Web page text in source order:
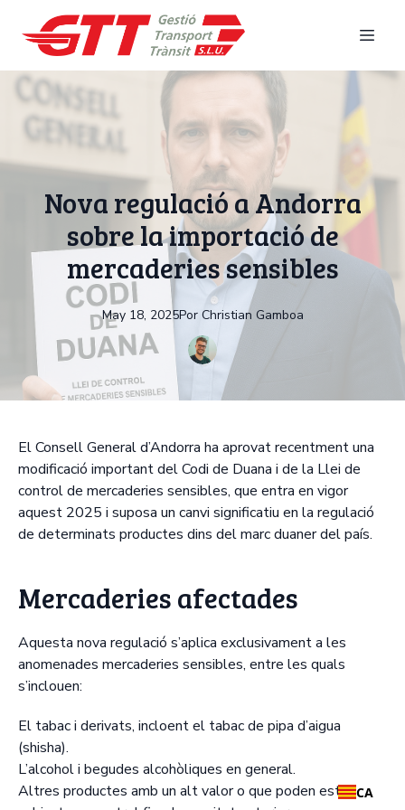
Nova regulació a Andorra
sobre la importació de
mercaderies sensibles
May 18, 2025Por Christian Gamboa
El Consell General d’Andorra ha aprovat recentment una
modificació important del Codi de Duana i de la Llei de
control de mercaderies sensibles, que entra en vigor
aquest 2025 i suposa un canvi significatiu en la regulació
de determinats productes dins del marc duaner del país.
Mercaderies afectades
Aquesta nova regulació s’aplica exclusivament a les
anomenades mercaderies sensibles, entre les quals
s’inclouen:
El tabac i derivats, incloent el tabac de pipa d’aigua
(shisha).
L’alcohol i begudes alcohòliques en general.
Altres productes amb un alt valor o que poden estar CA